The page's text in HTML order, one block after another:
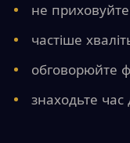
не приховуйте
частіше
обговорюйте
знаходьте час